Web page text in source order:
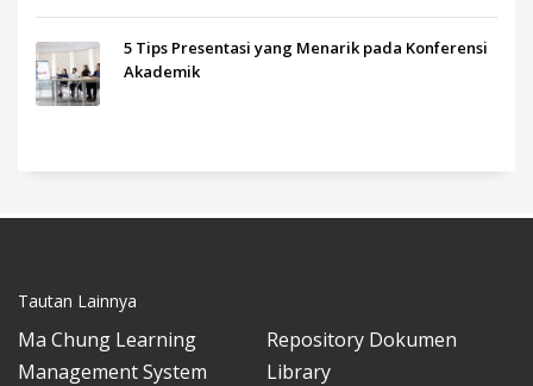
5 Tips Presentasi yang Menarik pada Konferensi
Akademik
Tautan Lainnya
Ma Chung Learning
Management System
Repository Dokumen
Library